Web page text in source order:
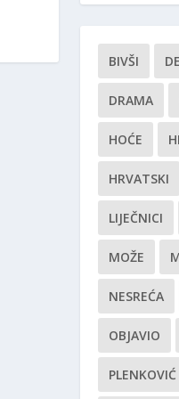
BIVŠI
DRAMA
HOĆE
HRVATSKI
LIJEČNICI
MOŽE
NESREĆA
OBJAVIO
PLENKOVIĆ